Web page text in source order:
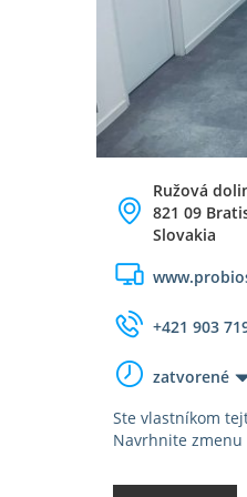
Ružová
821 09
Slovakia
+421 903
zatvorené
Ste vlastníkom
Navrhnite zmenu